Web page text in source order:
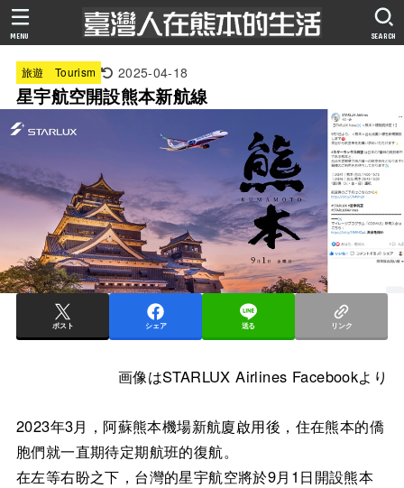
SEARCH
MENU
旅遊 Tourism 2025-04-18
星宇航空開設熊本新航線
ポスト シェア 送る リンク
画像はSTARLUX Airlines Facebookより
2023年3月，阿蘇熊本機場新航廈啟用後，住在熊本的僑
胞們就一直期待定期航班的復航。
在左等右盼之下，台灣的星宇航空將於9月1日開設熊本